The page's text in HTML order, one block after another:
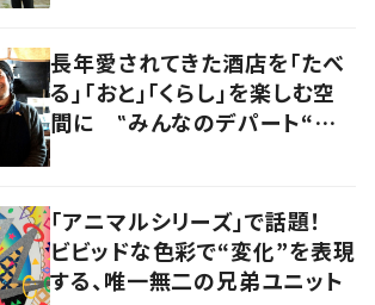
長年愛されてきた酒店を「たべ
る」「おと」「くらし」を楽しむ空
間に ‟みんなのデパート“の
「アニマルシリーズ」で話題！
ビビッドな色彩で“変化”を表現
する、唯一無二の兄弟ユニット